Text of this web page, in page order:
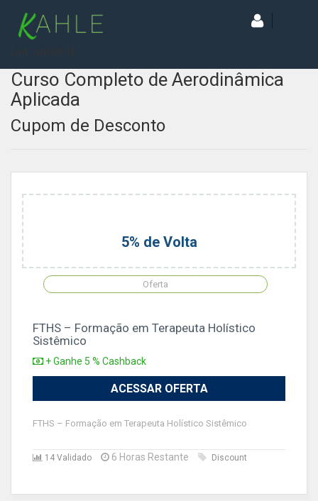
Curso Completo de Aerodinâmica
Aplicada
Cupom de Desconto
5% de Volta
Oferta
FTHS – Formação em Terapeuta Holístico
Sistêmico
+ Ganhe 5 % Cashback
ACESSAR OFERTA
FTHS – Formação em Terapeuta Holístico Sistêmico
14 Validado 6 Horas Restante Discount